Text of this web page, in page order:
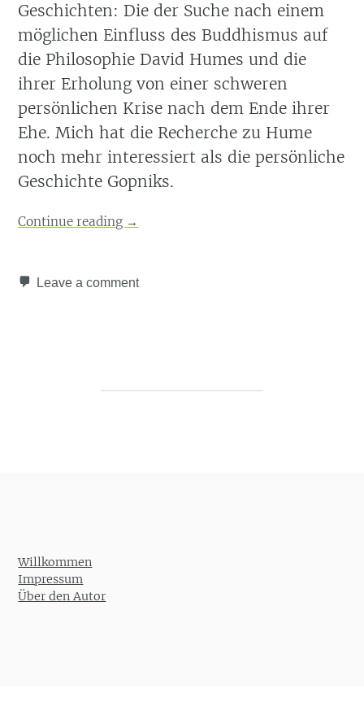
Geschichten: Die der Suche nach einem
möglichen Einfluss des Buddhismus auf
die Philosophie David Humes und die
ihrer Erholung von einer schweren
persönlichen Krise nach dem Ende ihrer
Ehe. Mich hat die Recherche zu Hume
noch mehr interessiert als die persönliche
Geschichte Gopniks.
Continue reading →
Leave a comment
Willkommen
Impressum
Über den Autor